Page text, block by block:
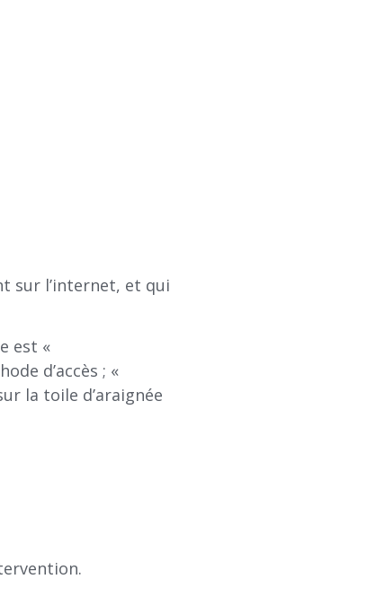
sur l’internet, et qui
est «
d’accès ; «
la toile d’araignée